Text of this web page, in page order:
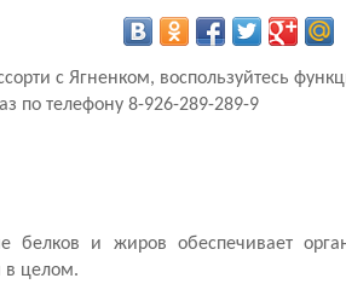
с Ягненком, воспользуйтесь
по телефону 8-926-289-289-9
белков и жиров обеспечивает
в целом.